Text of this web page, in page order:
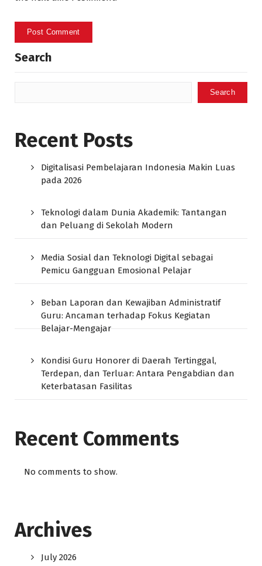
Search
Search
Recent Posts
Digitalisasi Pembelajaran Indonesia Makin Luas
pada 2026
Teknologi dalam Dunia Akademik: Tantangan
dan Peluang di Sekolah Modern
Media Sosial dan Teknologi Digital sebagai
Pemicu Gangguan Emosional Pelajar
Beban Laporan dan Kewajiban Administratif
Guru: Ancaman terhadap Fokus Kegiatan
Belajar-Mengajar
Kondisi Guru Honorer di Daerah Tertinggal,
Terdepan, dan Terluar: Antara Pengabdian dan
Keterbatasan Fasilitas
Recent Comments
No comments to show.
Archives
July 2026